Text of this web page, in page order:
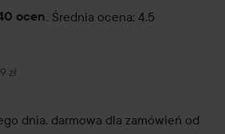
ocen, Średnia ocena: 4.5
komentarze
zł
dnia, darmowa dla zamówień od